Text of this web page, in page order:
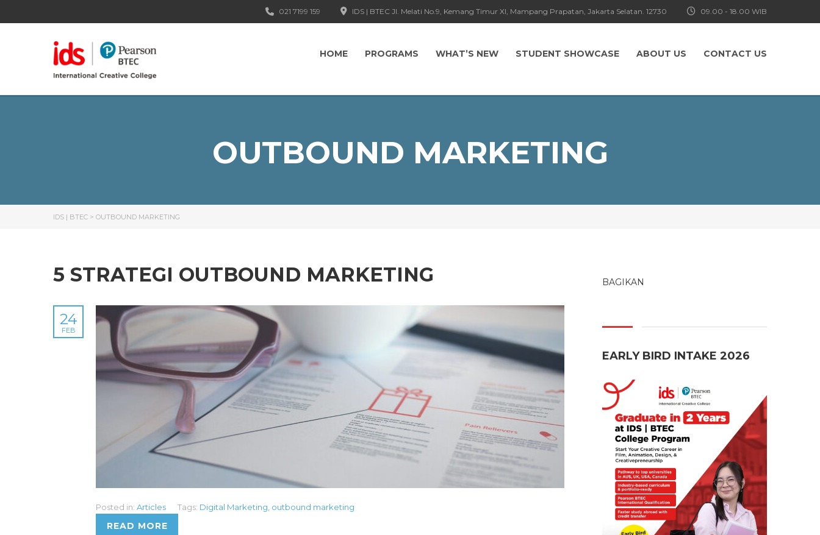
09.00 - 18.00 WIB
IDS | BTEC Jl. Melati No.9, Kemang Timur XI, Mampang Prapatan, Jakarta Selatan. 12730
021 7199 159
HOME PROGRAMS WHAT’S NEW STUDENT SHOWCASE ABOUT US CONTACT US
OUTBOUND MARKETING
IDS | BTEC > OUTBOUND MARKETING
5 STRATEGI OUTBOUND MARKETING
24
FEB
Posted in: Articles Tags: Digital Marketing outbound marketing
READ MORE
BAGIKAN
EARLY BIRD INTAKE 2026